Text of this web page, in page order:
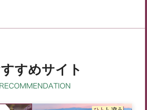
すめサイト